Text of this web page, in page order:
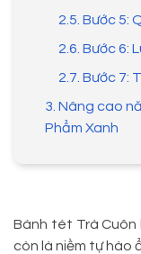
2.5. Bước 5:
2.6. Bước 6:
2.7. Bước 7:
3. Nâng cao
Phẩm Xanh
Bánh tét Trà Cuôn
còn là niềm tự hào